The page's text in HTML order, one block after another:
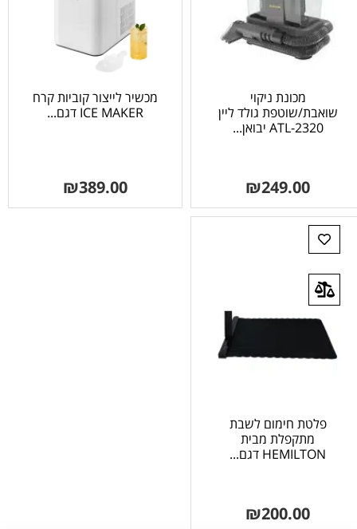
מכונת ניקוי
שואבת/שוטפת גולד ליין
ATL-2320 יבואן...
₪249.00
מכשיר לייצור קוביות קרח
ICE MAKER דגם...
₪389.00
פלטת חימום לשבת
מתקפלת מבית
HEMILTON דגם...
₪200.00